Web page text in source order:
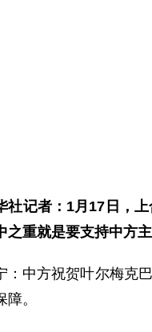
社记者：1月17日，
之重就是要支持中方
：中方祝贺叶尔梅克
。